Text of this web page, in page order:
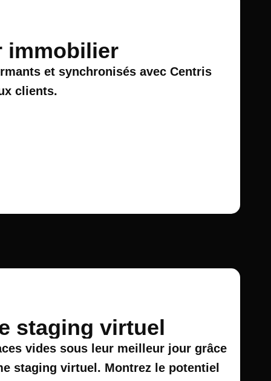
immobilier
et synchronisés avec Centris
clients.
staging virtuel
vides sous leur meilleur jour grâce
staging virtuel. Montrez le potentiel